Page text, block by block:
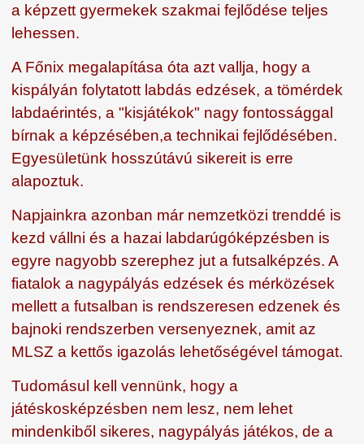
a képzett gyermekek szakmai fejlődése teljes
lehessen.
A Főnix megalapítása óta azt vallja, hogy a
kispályán folytatott labdás edzések, a tömérdek
labdaérintés, a "kisjátékok" nagy fontossággal
bírnak a képzésében,a technikai fejlődésében.
Egyesületünk hosszútávú sikereit is erre
alapoztuk.
Napjainkra azonban már nemzetközi trenddé is
kezd vállni és a hazai labdarúgóképzésben is
egyre nagyobb szerephez jut a futsalképzés. A
fiatalok a nagypályás edzések és mérközések
mellett a futsalban is rendszeresen edzenek és
bajnoki rendszerben versenyeznek, amit az
MLSZ a kettős igazolás lehetőségével támogat.
Tudomásul kell vennünk, hogy a
játéskosképzésben nem lesz, nem lehet
mindenkiből sikeres, nagypályás játékos, de a